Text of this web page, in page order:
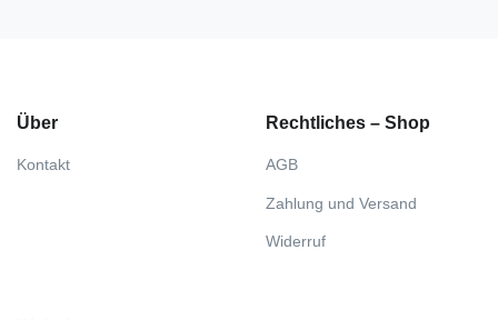
Über
Kontakt
Rechtliches – Shop
AGB
Zahlung und Versand
Widerruf